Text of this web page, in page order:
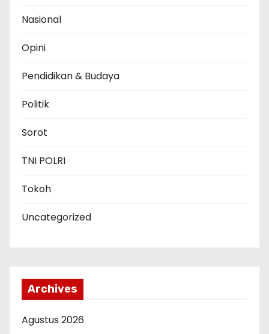
Nasional
Opini
Pendidikan & Budaya
Politik
Sorot
TNI POLRI
Tokoh
Uncategorized
Archives
Agustus 2026